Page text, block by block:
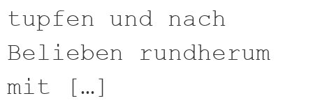
tupfen und nach
Belieben rundherum
mit […]